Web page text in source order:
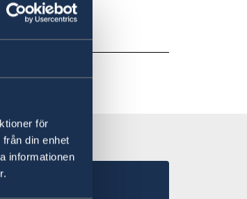
för
din enhet
informationen